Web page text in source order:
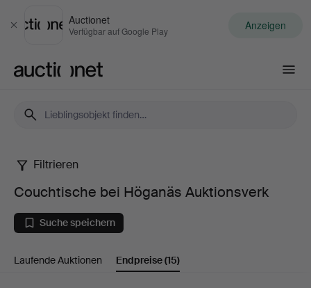
Schließen
Auctionet
Verfügbar auf Google Play Anzeigen
Couchtische
bei
Höganäs
Auktionsverk
Filtrieren
Couchtische bei Höganäs Auktionsverk
Suche speichern
Laufende Auktionen Endpreise(15)